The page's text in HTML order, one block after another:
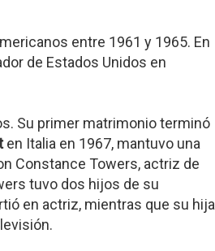
entre 1961 y 1965. En
de Estados Unidos en
Su primer matrimonio terminó
en Italia en 1967, mantuvo una
Constance Towers, actriz de
tuvo dos hijos de su
en actriz, mientras que su hija